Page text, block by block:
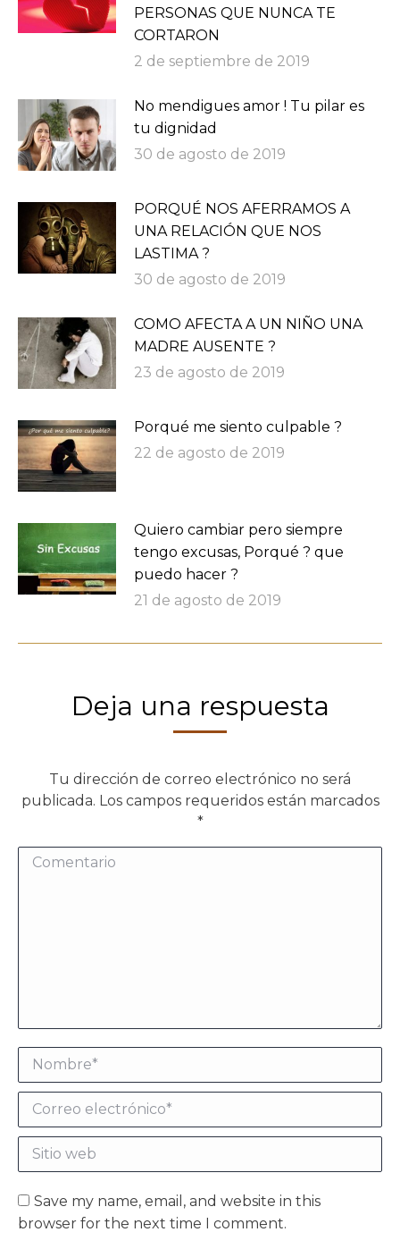
PERSONAS QUE NUNCA TE
CORTARON
2 de septiembre de 2019
No mendigues amor ! Tu pilar es
tu dignidad
30 de agosto de 2019
PORQUÉ NOS AFERRAMOS A
UNA RELACIÓN QUE NOS
LASTIMA ?
30 de agosto de 2019
COMO AFECTA A UN NIÑO UNA
MADRE AUSENTE ?
23 de agosto de 2019
Porqué me siento culpable ?
22 de agosto de 2019
Quiero cambiar pero siempre
tengo excusas, Porqué ? que
puedo hacer ?
21 de agosto de 2019
Deja una respuesta
Tu dirección de correo electrónico no será
publicada. Los campos requeridos están marcados
*
Comentario
Nombre *
Correo electrónico *
Sitio web
Save my name, email, and website in this
browser for the next time I comment.